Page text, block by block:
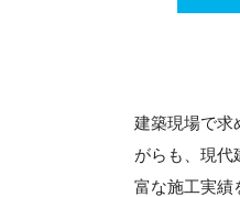
建築現場で求
がらも、現代
富な施工実績